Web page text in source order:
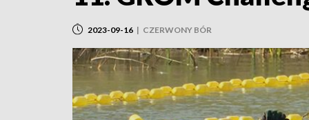
2023-09-16 | CZERWONY BÓR